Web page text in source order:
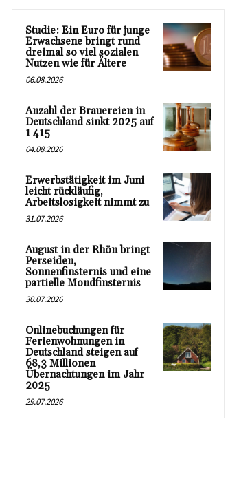
Studie: Ein Euro für junge
Erwachsene bringt rund
dreimal so viel sozialen
Nutzen wie für Ältere
06.08.2026
Anzahl der Brauereien in
Deutschland sinkt 2025 auf
1 415
04.08.2026
Erwerbstätigkeit im Juni
leicht rückläufig,
Arbeitslosigkeit nimmt zu
31.07.2026
August in der Rhön bringt
Perseiden,
Sonnenfinsternis und eine
partielle Mondfinsternis
30.07.2026
Onlinebuchungen für
Ferienwohnungen in
Deutschland steigen auf
68,3 Millionen
Übernachtungen im Jahr
2025
29.07.2026